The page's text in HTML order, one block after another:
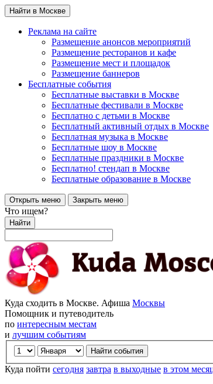
Найти в Москве
Реклама на сайте
Размещение анонсов мероприятий
Размещение ресторанов и кафе
Размещение мест и площадок
Размещение баннеров
Бесплатные события
Бесплатные выставки в Москве
Бесплатные фестивали в Москве
Бесплатно с детьми в Москве
Бесплатный активный отдых в Москве
Бесплатная музыка в Москве
Бесплатные шоу в Москве
Бесплатные праздники в Москве
Бесплатно! стендап в Москве
Бесплатные образование в Москве
Открыть меню Закрыть меню
Что ищем?
Найти
Куда сходить в Москве. Афиша Москвы
Помощник и путеводитель
по интересным местам
и лучшим событиям
Куда пойти сегодня завтра в выходные в этом